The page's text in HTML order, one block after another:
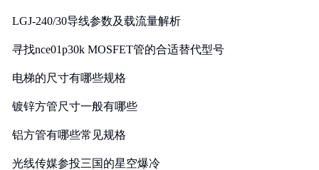
LGJ-240/30导线参数及载流量解析
寻找nce01p30k MOSFET管的合适替代型号
电梯的尺寸有哪些规格
镀锌方管尺寸一般有哪些
铝方管有哪些常见规格
光线传媒参投三国的星空爆冷